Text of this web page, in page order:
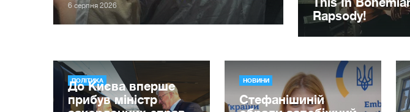
6 серпня 2026
ПОЛІТИКА
До Києва вперше
прибув міністр
НОВИНИ
Стефанішиній